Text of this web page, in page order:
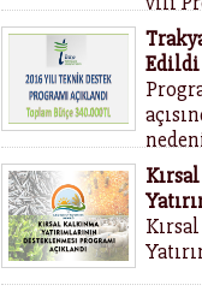
Edildi